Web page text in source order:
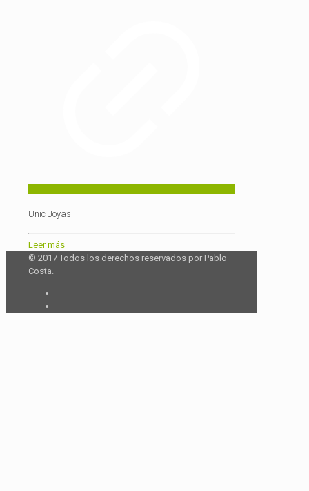
Unic Joyas
Leer más
© 2017 Todos los derechos reservados por Pablo
Costa.